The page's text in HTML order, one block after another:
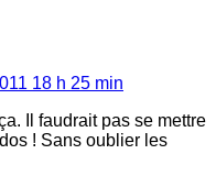
18 h 25 min
Il faudrait pas se mettre
! Sans oublier les